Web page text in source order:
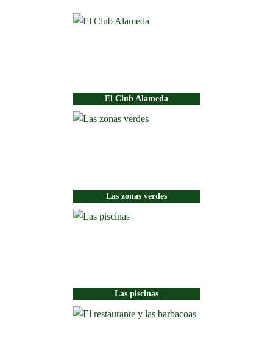
El Club Alameda
Las zonas verdes
Las piscinas